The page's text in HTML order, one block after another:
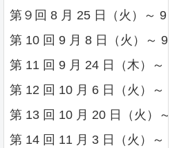
第９回 8 月 25 日（火）～ 9
第 10 回 9 月 8 日（火）～ 9
第 11 回 9 月 24 日（木）～
第 12 回 10 月 6 日（火）～
第 13 回 10 月 20 日（火）～
第 14 回 11 月 3 日（火）～